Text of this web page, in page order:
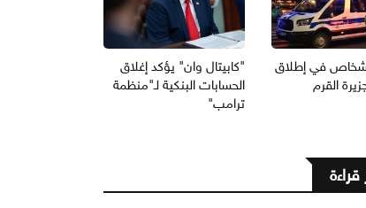
4 أشخاص في إطلاق
القرم
"كابيتال وان" يؤكد إغلاق
الحسابات البنكية لـ"منظمة
ترامب"
قراءة